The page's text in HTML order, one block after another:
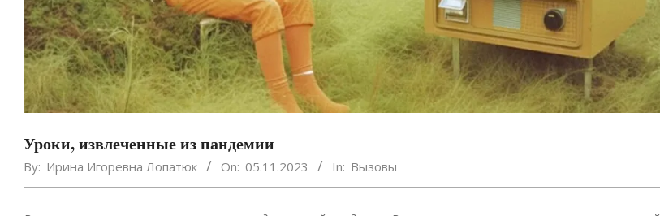
Уроки, извлеченные из пандемии
By: Ирина Игоревна Лопатюк On: 05.11.2023 In: Вызовы